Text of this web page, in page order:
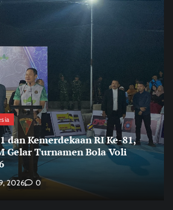
dan Kemerdekaan RI Ke-81,
Gelar Turnamen Bola Voli
2026 0